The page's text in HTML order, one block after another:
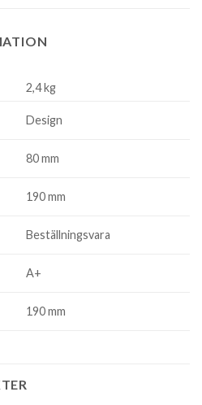
2,4 kg
Design
80 mm
190 mm
Beställningsvara
A+
190 mm